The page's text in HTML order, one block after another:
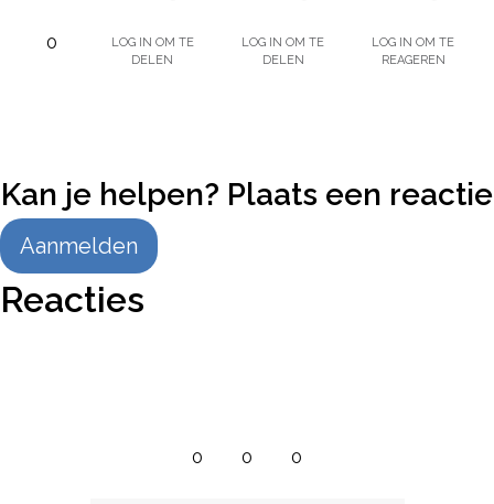
0
Log in om te
delen
Log in om te
delen
Log in om te
reageren
Kan je helpen? Plaats een reactie
Aanmelden
Reacties
0 0 0